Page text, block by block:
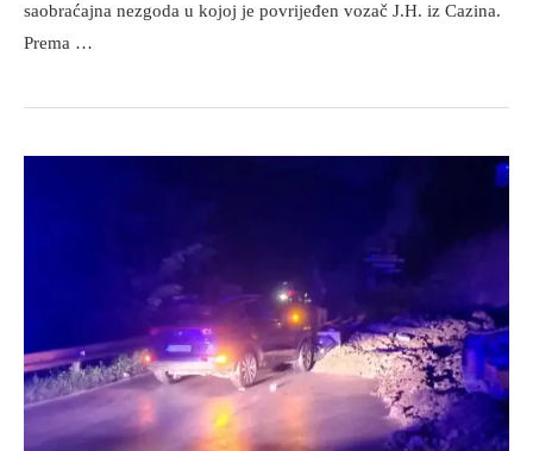
saobraćajna nezgoda u kojoj je povrijeđen vozač J.H. iz Cazina.
Prema …